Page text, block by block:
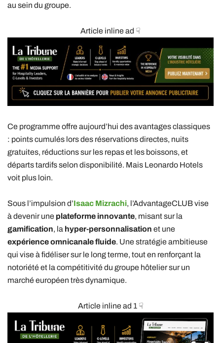
au sein du groupe.
Article inline ad ☟
Ce programme offre aujourd’hui des avantages classiques
: points cumulés lors des réservations directes, nuits
gratuites, réductions sur les repas et les boissons, et
départs tardifs selon disponibilité. Mais Leonardo Hotels
voit plus loin.
Sous l’impulsion d’Isaac Mizrachi, l’AdvantageCLUB vise
à devenir une plateforme innovante, misant sur la
gamification, la hyper-personnalisation et une
expérience omnicanale fluide. Une stratégie ambitieuse
qui vise à fidéliser sur le long terme, tout en renforçant la
notoriété et la compétitivité du groupe hôtelier sur un
marché européen très dynamique.
Article inline ad 1 ☟